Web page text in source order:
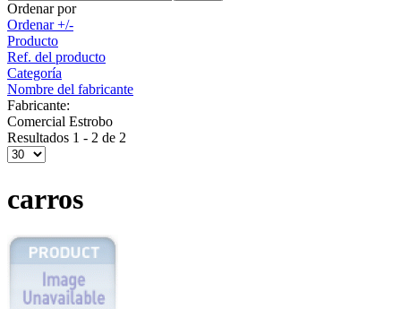
Ordenar por
Ordenar +/-
Producto
Ref. del producto
Categoría
Nombre del fabricante
Fabricante:
Comercial Estrobo
Resultados 1 - 2 de 2
carros